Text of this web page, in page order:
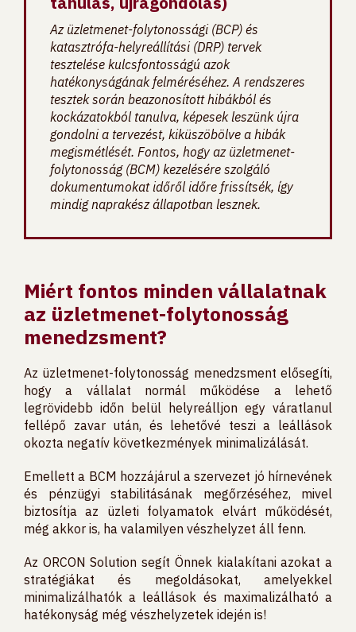
Az üzletmenet-folytonossági (BCP) és
katasztrófa-helyreállítási (DRP) tervek
tesztelése kulcsfontosságú azok
hatékonyságának felméréséhez. A rendszeres
tesztek során beazonosított hibákból és
kockázatokból tanulva, képesek leszünk újra
gondolni a tervezést, kiküszöbölve a hibák
megismétlését. Fontos, hogy az üzletmenet-
folytonosság (BCM) kezelésére szolgáló
dokumentumokat időről időre frissítsék, így
mindig naprakész állapotban lesznek.
Miért fontos minden vállalatnak
az üzletmenet-folytonosság
menedzsment?
Az üzletmenet-folytonosság menedzsment elősegíti,
hogy a vállalat normál működése a lehető
legrövidebb időn belül helyreálljon egy váratlanul
fellépő zavar után, és lehetővé teszi a leállások
okozta negatív következmények minimalizálását.
Emellett a BCM hozzájárul a szervezet jó hírnevének
és pénzügyi stabilitásának megőrzéséhez, mivel
biztosítja az üzleti folyamatok elvárt működését,
még akkor is, ha valamilyen vészhelyzet áll fenn.
Az ORCON Solution segít Önnek kialakítani azokat a
stratégiákat és megoldásokat, amelyekkel
minimalizálhatók a leállások és maximalizálható a
hatékonyság még vészhelyzetek idején is!